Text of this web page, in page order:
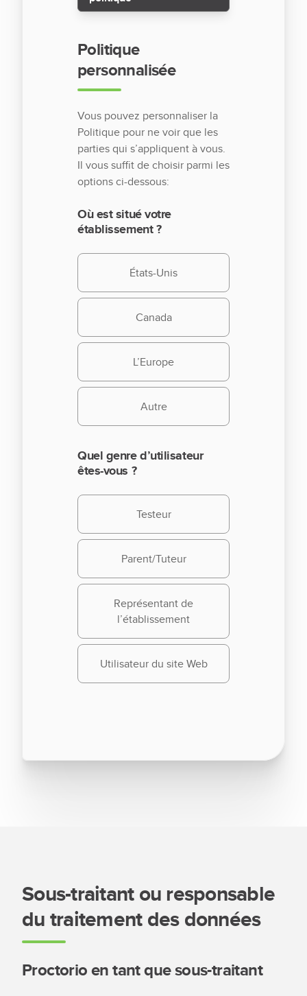
Politique
personnalisée
Vous pouvez personnaliser la
Politique pour ne voir que les
parties qui s’appliquent à vous.
Il vous suffit de choisir parmi les
options ci-dessous:
Où est situé votre
établissement ?
États-Unis
Canada
L’Europe
Autre
Quel genre d’utilisateur
êtes-vous ?
Testeur
Parent/Tuteur
Représentant de
l’établissement
Utilisateur du site Web
Sous-traitant ou responsable
du traitement des données
Proctorio en tant que sous-traitant